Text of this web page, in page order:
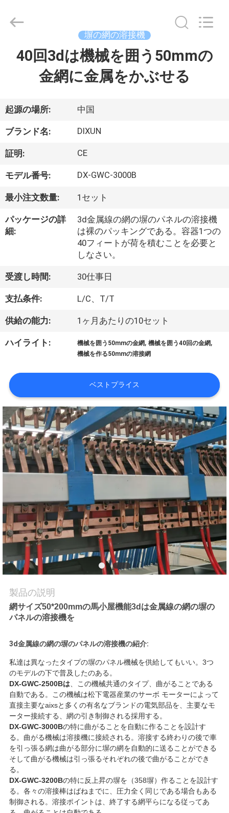
品
VR
ー
に
つ
い
て
工
場
旅
行
品
質
管
理
私
達
に
絡
し
な
さ
い
引
用
Anping
Dixun
塀の網の溶接機
40回3dは機械を囲う50mmの
金網に金属をかぶせる
起源の場所: 中国
ブランド名: DIXUN
証明: CE
モデル番号: DX-GWC-3000B
最小注文数量: 1セット
パッケージの詳
細:
3d金属線の網の塀のパネルの溶接機
は裸のパッキングである。容器1つの
40フィートが荷を積むことを必要と
しなさい。
受渡し時間: 30仕事日
支払条件: L/C、T/T
供給の能力: 1ヶ月あたりの10セット
ハイライト: 機械を囲う50mmの金網,機械を囲う40回の金網,
機械を作る50mmの溶接網
ベストプライス
製品の説明
網サイズ50*200mmの馬小屋機能3dは金属線の網の塀の
パネルの溶接機を
3d金属線の網の塀のパネルの溶接機の紹介:
私達は異なったタイプの塀のパネル機械を供給してもいい。3つ
のモデルの下で普及したのある。
DX-GWC-2500Bは、この機械共通のタイプ、曲がることである
自動である。この機械は松下電器産業のサーボ モーターによって
直接主要なaixsと多くの有名なブランドの電気部品を、主要なモ
ーター接続する、網の引き制御される採用する。
DX-GWC-3000Bの特に曲がることを自動に作ることを設計す
る。曲がる機械は溶接機に接続される。溶接する終わりの後で車
を引っ張る網は曲がる部分に塀の網を自動的に送ることができる
そして曲がる機械は引っ張るそれぞれの後で曲がることができ
る。
DX-GWC-3200Bの特に反上昇の塀を（358塀）作ることを設計す
る。各々の溶接棒はばねまでに、圧力全く同じである場合もある
制御される。溶接ポイントは、終了する網平らになる従ってあ